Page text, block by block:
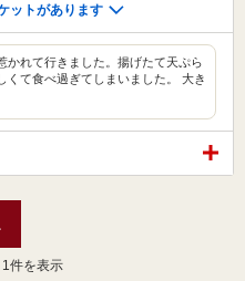
ットがあります
かれて行きました。揚げたて天ぷら
くて食べ過ぎてしまいました。 大き
件を表示